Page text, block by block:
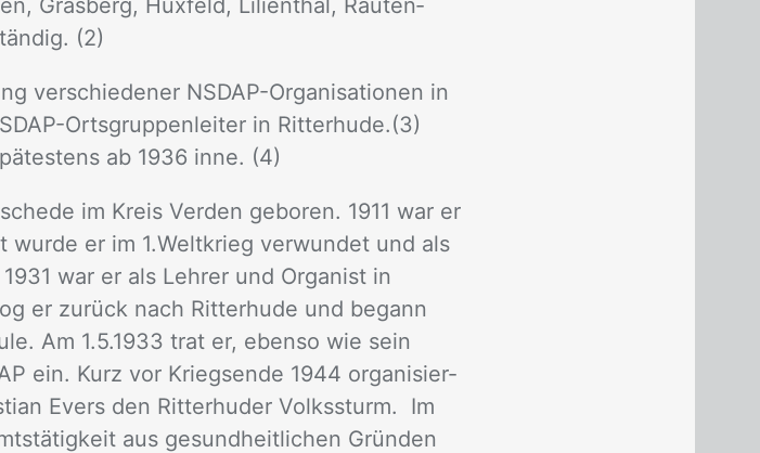
Gras­berg, Hux­feld, Li­li­en­thal, Rau­ten­
(2)
ver­schie­de­ner NS­DAP-Or­ga­ni­sa­tio­nen in
Orts­grup­pen­lei­ter in Rit­ter­hu­de.(3)
ab 1936 inne. (4)
im Kreis Ver­den ge­bo­ren. 1911 war er
er im 1.Welt­krieg ver­wun­det und als
war er als Leh­rer und Or­ga­nist in
er zu­rück nach Rit­ter­hu­de und be­gann
Am 1.5.1933 trat er, eben­so wie sein
ein. Kurz vor Kriegs­en­de 1944 or­ga­ni­sier­
Evers den Rit­ter­hu­der Volks­sturm. Im
aus ge­sund­heit­li­chen Grün­den